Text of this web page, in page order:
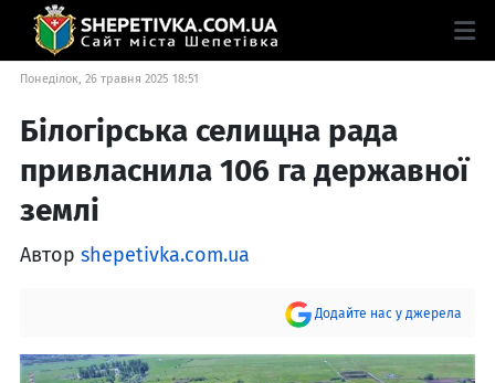
Понеділок, 26 травня 2025 18:51
Білогірська селищна рада
привласнила 106 га державної
землі
Автор shepetivka.com.ua
Додайте нас у джерела